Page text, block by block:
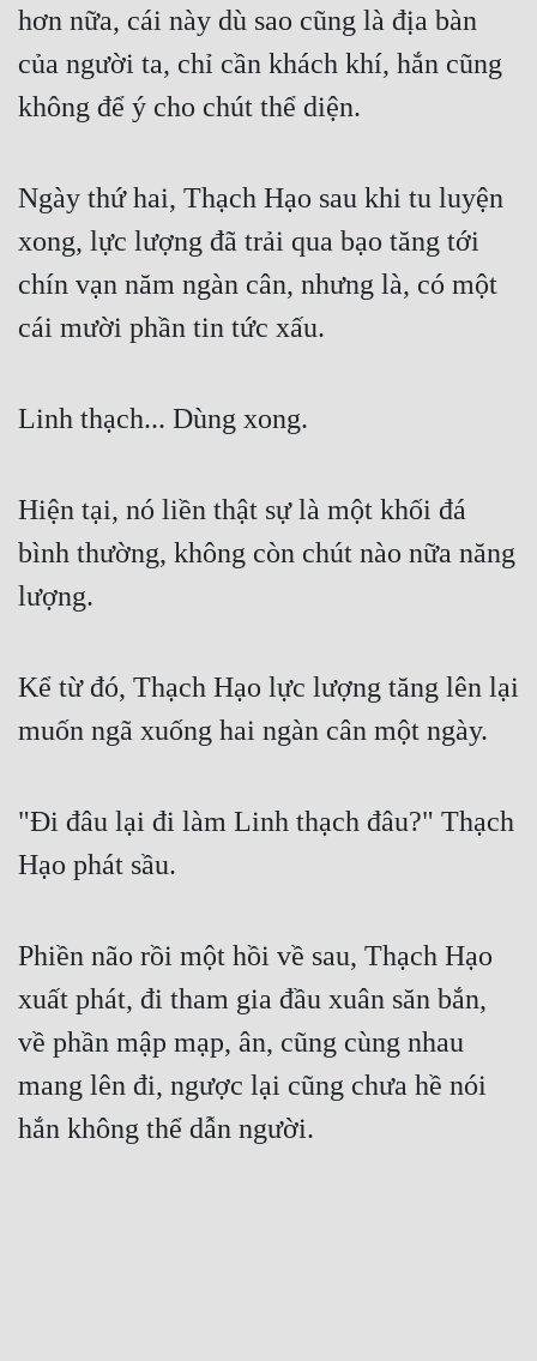
hơn nữa, cái này dù sao cũng là địa bàn
của người ta, chỉ cần khách khí, hắn cũng
không để ý cho chút thể diện.
Ngày thứ hai, Thạch Hạo sau khi tu luyện
xong, lực lượng đã trải qua bạo tăng tới
chín vạn năm ngàn cân, nhưng là, có một
cái mười phần tin tức xấu.
Linh thạch... Dùng xong.
Hiện tại, nó liền thật sự là một khối đá
bình thường, không còn chút nào nữa năng
lượng.
Kể từ đó, Thạch Hạo lực lượng tăng lên lại
muốn ngã xuống hai ngàn cân một ngày.
"Đi đâu lại đi làm Linh thạch đâu?" Thạch
Hạo phát sầu.
Phiền não rồi một hồi về sau, Thạch Hạo
xuất phát, đi tham gia đầu xuân săn bắn,
về phần mập mạp, ân, cũng cùng nhau
mang lên đi, ngược lại cũng chưa hề nói
hắn không thể dẫn người.